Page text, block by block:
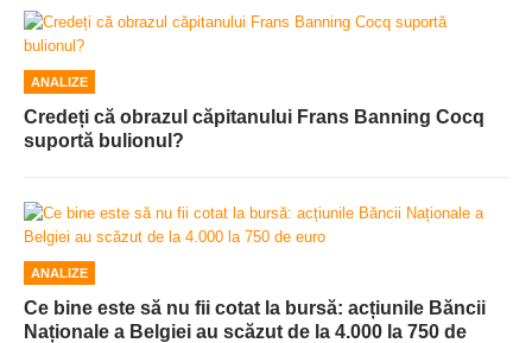
ANALIZE
Credeți că obrazul căpitanului Frans Banning Cocq
suportă bulionul?
ANALIZE
Ce bine este să nu fii cotat la bursă: acțiunile Băncii
Naționale a Belgiei au scăzut de la 4.000 la 750 de